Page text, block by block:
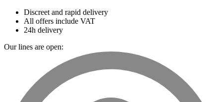
Discreet and rapid delivery
All offers include VAT
24h delivery
Our lines are open: